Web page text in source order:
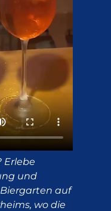
Erlebe
und
auf
wo die